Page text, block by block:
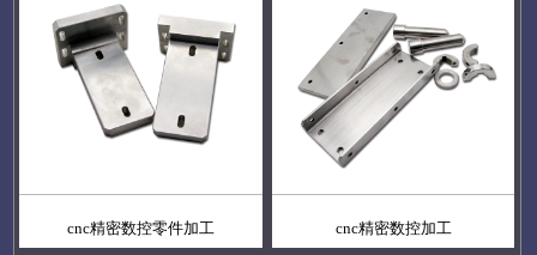
cnc精密数控零件加工 cnc精密数控加工